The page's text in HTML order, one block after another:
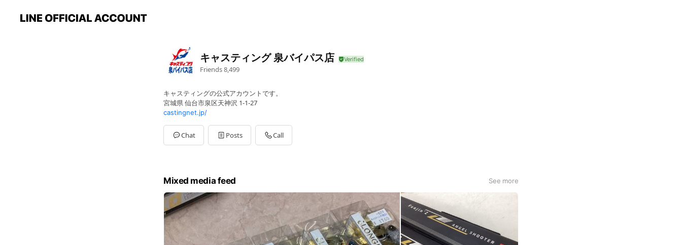
キャスティング 泉バイパス店
Friends8,499
キャスティングの公式アカウントです。
宮城県 仙台市泉区天神沢 1-1-27
castingnet.jp/
Chat Posts Call
Mixed media feed See more